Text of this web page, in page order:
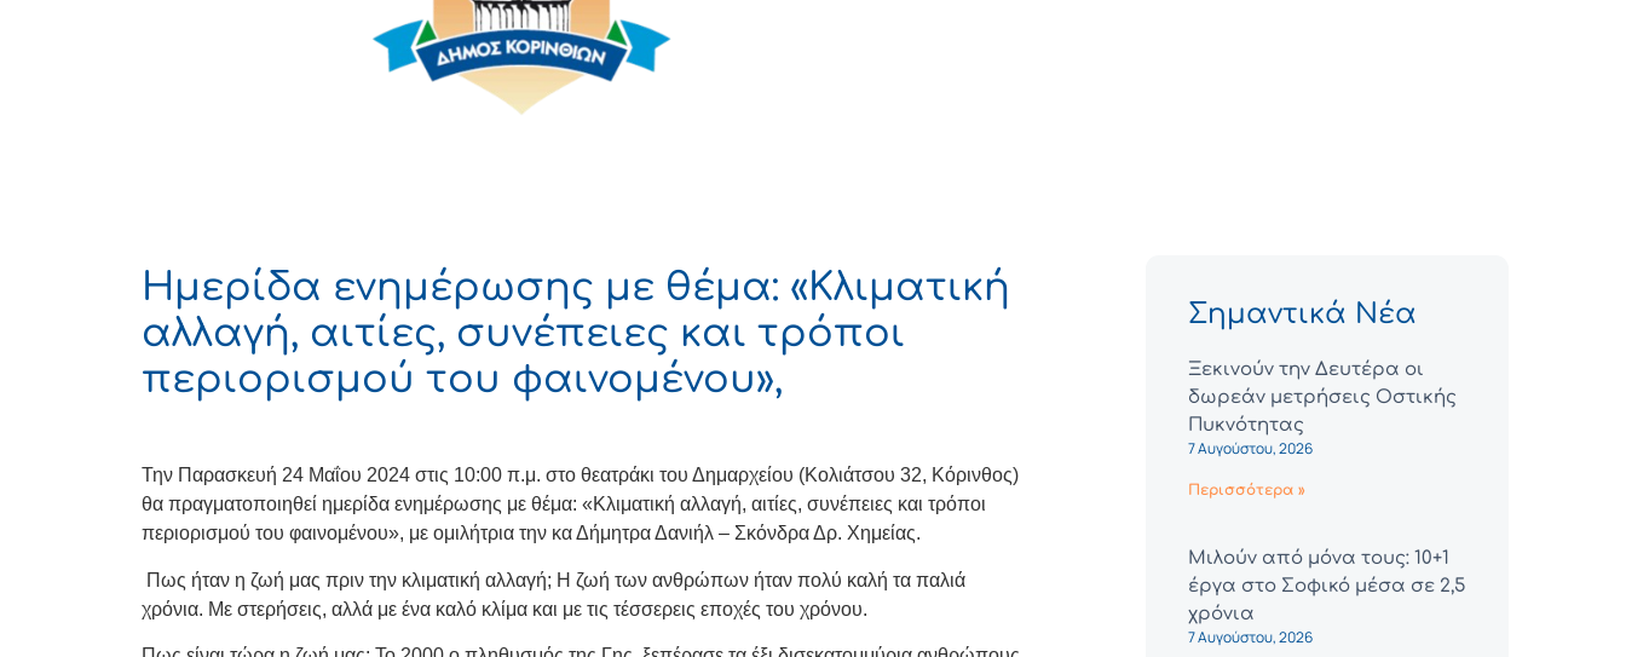
Ημερίδα ενημέρωσης με θέμα: «Κλιματική
αλλαγή, αιτίες, συνέπειες και τρόποι
περιορισμού του φαινομένου»,
Την Παρασκευή 24 Μαΐου 2024 στις 10:00 π.μ. στο θεατράκι του Δημαρχείου (Κολιάτσου 32, Κόρινθος)
θα πραγματοποιηθεί ημερίδα ενημέρωσης με θέμα: «Κλιματική αλλαγή, αιτίες, συνέπειες και τρόποι
περιορισμού του φαινομένου», με ομιλήτρια την κα Δήμητρα Δανιήλ – Σκόνδρα Δρ. Χημείας.
Πως ήταν η ζωή μας πριν την κλιματική αλλαγή; Η ζωή των ανθρώπων ήταν πολύ καλή τα παλιά
χρόνια. Με στερήσεις, αλλά με ένα καλό κλίμα και με τις τέσσερεις εποχές του χρόνου.
Σημαντικά Νέα
Ξεκινούν την Δευτέρα οι
δωρεάν μετρήσεις Οστικής
Πυκνότητας
7 Αυγούστου, 2026
Περισσότερα »
Μιλούν από μόνα τους: 10+1
έργα στο Σοφικό μέσα σε 2,5
χρόνια
7 Αυγούστου, 2026